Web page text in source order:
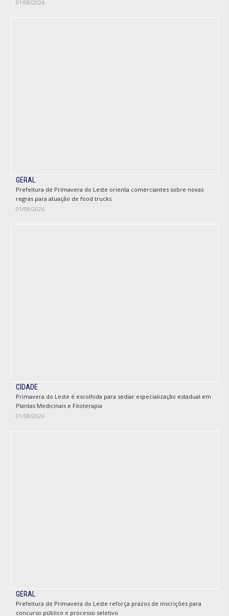
01/08/2026
GERAL
Prefeitura de Primavera do Leste orienta comerciantes sobre novas
regras para atuação de food trucks
01/08/2026
CIDADE
Primavera do Leste é escolhida para sediar especialização estadual em
Plantas Medicinais e Fitoterapia
01/08/2026
GERAL
Prefeitura de Primavera do Leste reforça prazos de inscrições para
concurso público e processo seletivo